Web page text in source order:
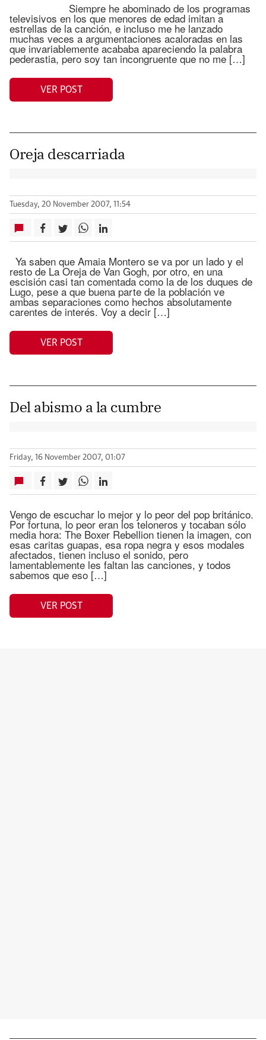
Siempre he abominado de los programas
televisivos en los que menores de edad imitan a
estrellas de la canción, e incluso me he lanzado
muchas veces a argumentaciones acaloradas en las
que invariablemente acababa apareciendo la palabra
pederastia, pero soy tan incongruente que no me […]
VER POST
Oreja descarriada
Tuesday, 20 November 2007, 11:54
Ya saben que Amaia Montero se va por un lado y el
resto de La Oreja de Van Gogh, por otro, en una
escisión casi tan comentada como la de los duques de
Lugo, pese a que buena parte de la población ve
ambas separaciones como hechos absolutamente
carentes de interés. Voy a decir […]
VER POST
Del abismo a la cumbre
Friday, 16 November 2007, 01:07
Vengo de escuchar lo mejor y lo peor del pop británico.
Por fortuna, lo peor eran los teloneros y tocaban sólo
media hora: The Boxer Rebellion tienen la imagen, con
esas caritas guapas, esa ropa negra y esos modales
afectados, tienen incluso el sonido, pero
lamentablemente les faltan las canciones, y todos
sabemos que eso […]
VER POST